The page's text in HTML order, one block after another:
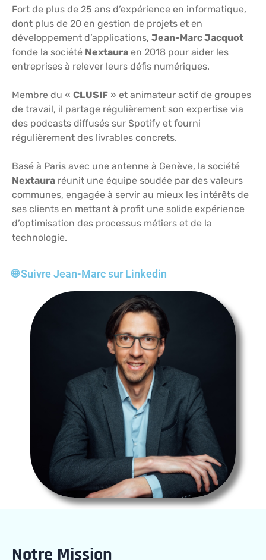
Fort de plus de 25 ans d’expérience en informatique,
dont plus de 20 en gestion de projets et en
développement d’applications, Jean-Marc Jacquot
fonde la société Nextaura en 2018 pour aider les
entreprises à relever leurs défis numériques.
Membre du « CLUSIF » et animateur actif de groupes
de travail, il partage régulièrement son expertise via
des podcasts diffusés sur Spotify et fourni
régulièrement des livrables concrets.
Basé à Paris avec une antenne à Genève, la société
Nextaura réunit une équipe soudée par des valeurs
communes, engagée à servir au mieux les intérêts de
ses clients en mettant à profit une solide expérience
d’optimisation des processus métiers et de la
technologie.
🌐 Suivre Jean-Marc sur Linkedin
Notre Mission